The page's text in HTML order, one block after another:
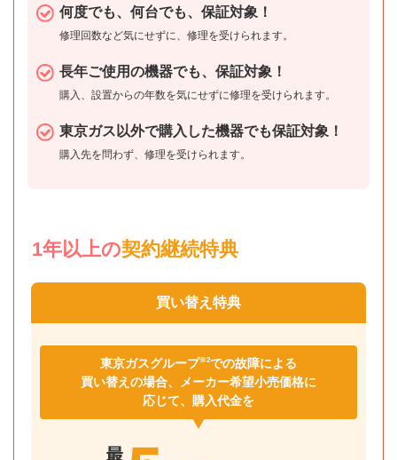
何度でも、何台でも、保証対象！
修理回数など気にせずに、修理を受けられます。
長年ご使用の機器でも、保証対象！
購入、設置からの年数を気にせずに修理を受けられます。
東京ガス以外で購入した機器でも保証対象！
購入先を問わず、修理を受けられます。
1年以上の契約継続特典
買い替え特典
東京ガスグループ※2での故障による
買い替えの場合、メーカー希望小売価格に
応じて、購入代金を